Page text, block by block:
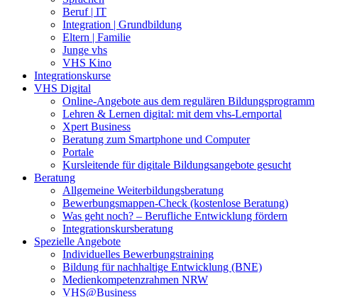
Beruf | IT
Integration | Grundbildung
Eltern | Familie
Junge vhs
VHS Kino
Integrationskurse
VHS Digital
Online-Angebote aus dem regulären Bildungsprogramm
Lehren & Lernen digital: mit dem vhs-Lernportal
Xpert Business
Beratung zum Smartphone und Computer
Portale
Kursleitende für digitale Bildungsangebote gesucht
Beratung
Allgemeine Weiterbildungsberatung
Bewerbungsmappen-Check (kostenlose Beratung)
Was geht noch? – Berufliche Entwicklung fördern
Integrationskursberatung
Spezielle Angebote
Individuelles Bewerbungstraining
Bildung für nachhaltige Entwicklung (BNE)
Medienkompetenzrahmen NRW
VHS@Business